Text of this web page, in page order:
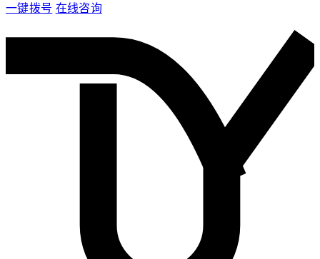
一键拨号 在线咨询